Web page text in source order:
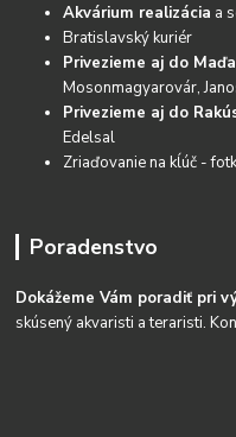
Akvárium realizácia a
Bratislavský kuriér
Privezieme aj do
Mosonmagyarovár,
Privezieme aj do
Edelsal
Zriaďovanie na kĺúč -
Poradenstvo
Dokážeme Vám poradiť pri
skúsený akvaristi a teraristi.